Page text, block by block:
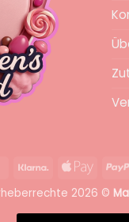
MasterCardKlarna
Apple
2026 ©